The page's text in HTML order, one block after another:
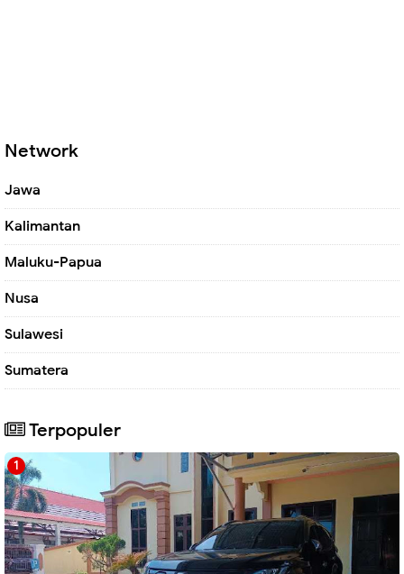
Network
Jawa
Kalimantan
Maluku-Papua
Nusa
Sulawesi
Sumatera
Terpopuler